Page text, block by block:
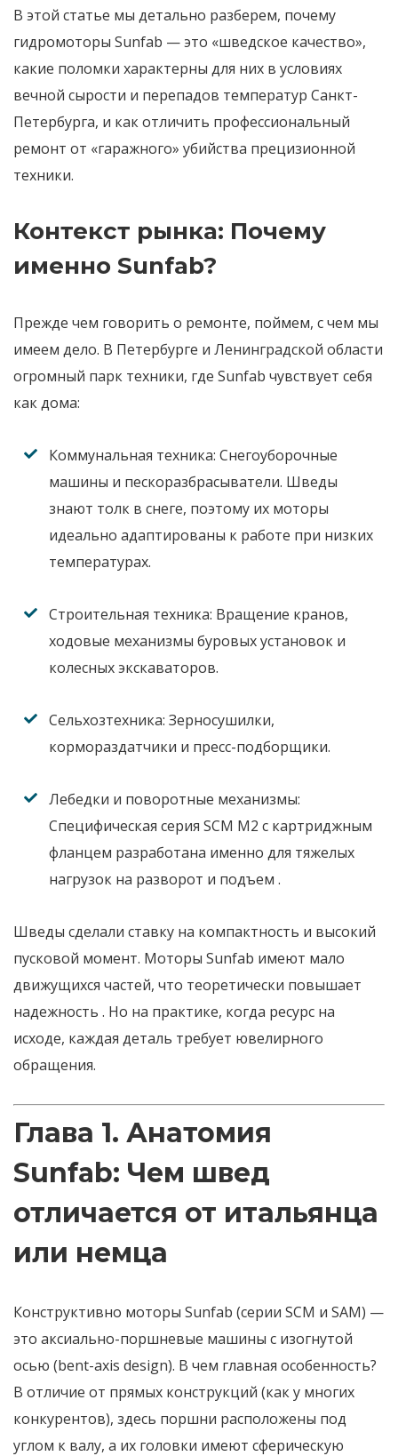
В этой статье мы детально разберем, почему
гидромоторы Sunfab — это «шведское качество»,
какие поломки характерны для них в условиях
вечной сырости и перепадов температур Санкт-
Петербурга, и как отличить профессиональный
ремонт от «гаражного» убийства прецизионной
техники.
Контекст рынка: Почему
именно Sunfab?
Прежде чем говорить о ремонте, поймем, с чем мы
имеем дело. В Петербурге и Ленинградской области
огромный парк техники, где Sunfab чувствует себя
как дома:
Коммунальная техника: Снегоуборочные
машины и пескоразбрасыватели. Шведы
знают толк в снеге, поэтому их моторы
идеально адаптированы к работе при низких
температурах.
Строительная техника: Вращение кранов,
ходовые механизмы буровых установок и
колесных экскаваторов.
Сельхозтехника: Зерносушилки,
кормораздатчики и пресс-подборщики.
Лебедки и поворотные механизмы:
Специфическая серия SCM M2 с картриджным
фланцем разработана именно для тяжелых
нагрузок на разворот и подъем .
Шведы сделали ставку на компактность и высокий
пусковой момент. Моторы Sunfab имеют мало
движущихся частей, что теоретически повышает
надежность . Но на практике, когда ресурс на
исходе, каждая деталь требует ювелирного
обращения.
Глава 1. Анатомия
Sunfab: Чем швед
отличается от итальянца
или немца
Конструктивно моторы Sunfab (серии SCM и SAM) —
это аксиально-поршневые машины с изогнутой
осью (bent-axis design). В чем главная особенность?
В отличие от прямых конструкций (как у многих
конкурентов), здесь поршни расположены под
углом к валу, а их головки имеют сферическую